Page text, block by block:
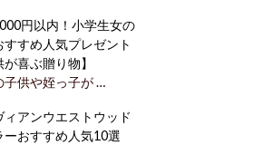
円以内！小学生女の
すすめ人気プレゼント
が喜ぶ贈り物】
子供や姪っ子が …
ィアンウエストウッド
ーおすすめ人気10選